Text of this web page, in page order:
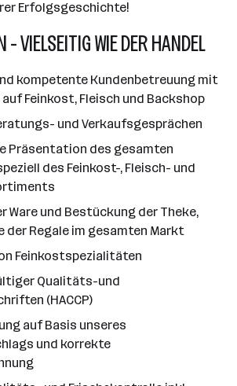
Erfolgsgeschichte!
- VIELSEITIG WIE DER HANDEL
kompetente Kundenbetreuung mit
Feinkost, Fleisch und Backshop
und Verkaufsgesprächen
Präsentation des gesamten
des Feinkost-, Fleisch- und
Ware und Bestückung der Theke,
der Regale im gesamten Markt
Feinkostspezialitäten
Qualitäts-und
(HACCP)
auf Basis unseres
und korrekte